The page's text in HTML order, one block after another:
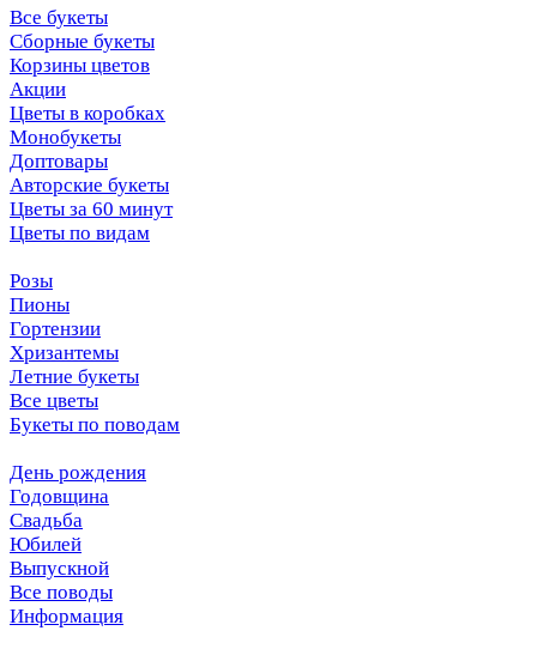
Все букеты
Сборные букеты
Корзины цветов
Акции
Цветы в коробках
Монобукеты
Доптовары
Авторские букеты
Цветы за 60 минут
Цветы по видам
Розы
Пионы
Гортензии
Хризантемы
Летние букеты
Все цветы
Букеты по поводам
День рождения
Годовщина
Свадьба
Юбилей
Выпускной
Все поводы
Информация